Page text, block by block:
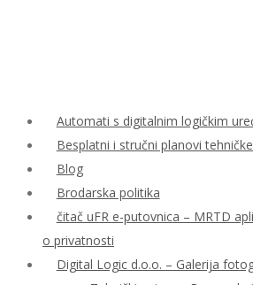
Automati s digitalnim logičkim
Besplatni i stručni planovi
Blog
Brodarska politika
čitač uFR e-putovnica – MRTD
o privatnosti
Digital Logic d.o.o. – Galerija